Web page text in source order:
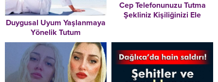
Duygusal Uyum Yaşlanmaya
Yönelik Tutum
Cep Telefonunuzu Tutma
Şekliniz Kişiliğinizi Ele